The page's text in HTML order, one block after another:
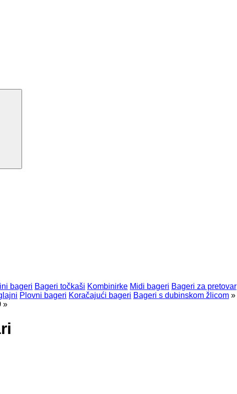
bageri Bageri točkaši Kombinirke Midi bageri Bageri za pretovar
Plovni bageri Koračajući bageri Bageri s dubinskom žlicom »
»